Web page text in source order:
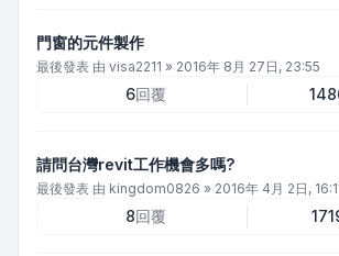
門窗的元件製作
最後發表 由 visa2211 » 2016年 8月 27日, 23:55
6回覆
請問台灣revit工作機會多嗎?
最後發表 由 kingdom0826 » 2016年 4月 2日,
8回覆